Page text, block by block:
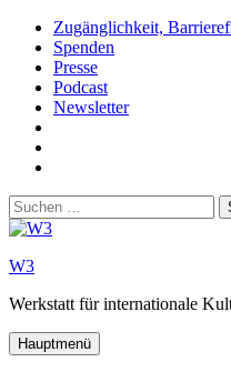
Zum
Inhalt
springen
Zugänglichkeit,
Spenden
Presse
Podcast
Newsletter
Youtube
Suchen
nach:
W3
Werkstatt für internationale
Hauptmenü